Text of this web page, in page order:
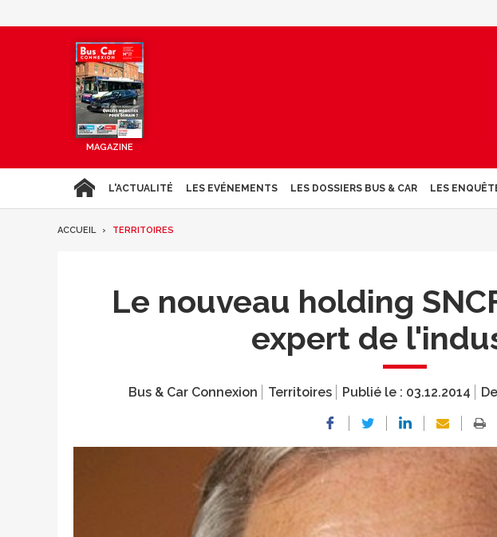
MAGAZINE
L'ACTUALITÉ LES EVÉNEMENTS LES DOSSIERS BUS & CAR LES
ACCUEIL TERRITOIRES
Le nouveau holding
expert de
Bus & Car Connexion Territoires Publié le : 03.12.2014